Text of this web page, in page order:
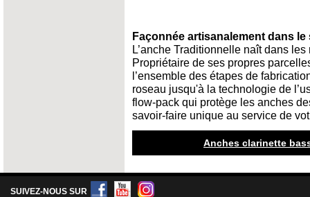
Façonnée artisanalement dans le
L’anche Traditionnelle naît dans
Propriétaire de ses propres
l’ensemble des étapes de
roseau jusqu'à la technologie de
flow-pack qui protège les anches
savoir-faire unique au service de
Anches clarinette
SUIVEZ-NOUS SUR